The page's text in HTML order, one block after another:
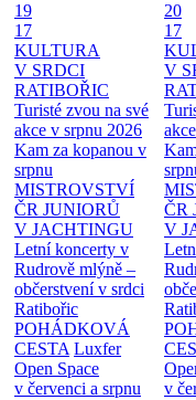
19
17
KULTURA
V SRDCI
RATIBOŘIC
Turisté zvou na své
akce v srpnu 2026
Kam za kopanou v
srpnu
MISTROVSTVÍ
ČR JUNIORŮ
V JACHTINGU
Letní koncerty v
Rudrově mlýně –
občerstvení v srdci
Ratibořic
POHÁDKOVÁ
CESTA Luxfer
Open Space
v červenci a srpnu
20
17
V
ČR
V
v